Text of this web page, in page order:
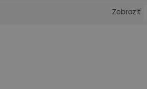
Zobraziť